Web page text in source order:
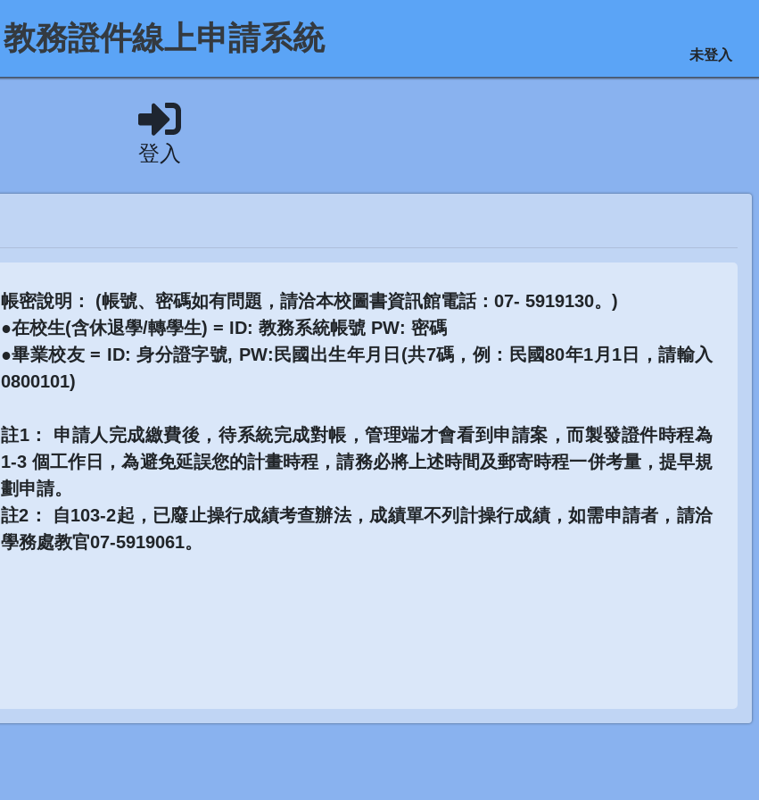
教務證件線上申請系統 未登入
登入
帳密說明： (帳號、密碼如有問題，請洽本校圖書資訊館電話：07- 5919130。)
●在校生(含休退學/轉學生) = ID: 教務系統帳號 PW: 密碼
●畢業校友= ID: 身分證字號, PW:民國出生年月日(共7碼，例：民國80年1月1日，請輸入
0800101)
註1：
申請人完成繳費後，待系統完成對帳，管理端才會看到申請案，而製發證件時程為
1-3 個工作日，為避免延誤您的計畫時程，請務必將上述時間及郵寄時程一併考量，提早規
劃申請。
註2：
自103-2起，已廢止操行成績考查辦法，成績單不列計操行成績，如需申請者，請洽
學務處教官07-5919061。